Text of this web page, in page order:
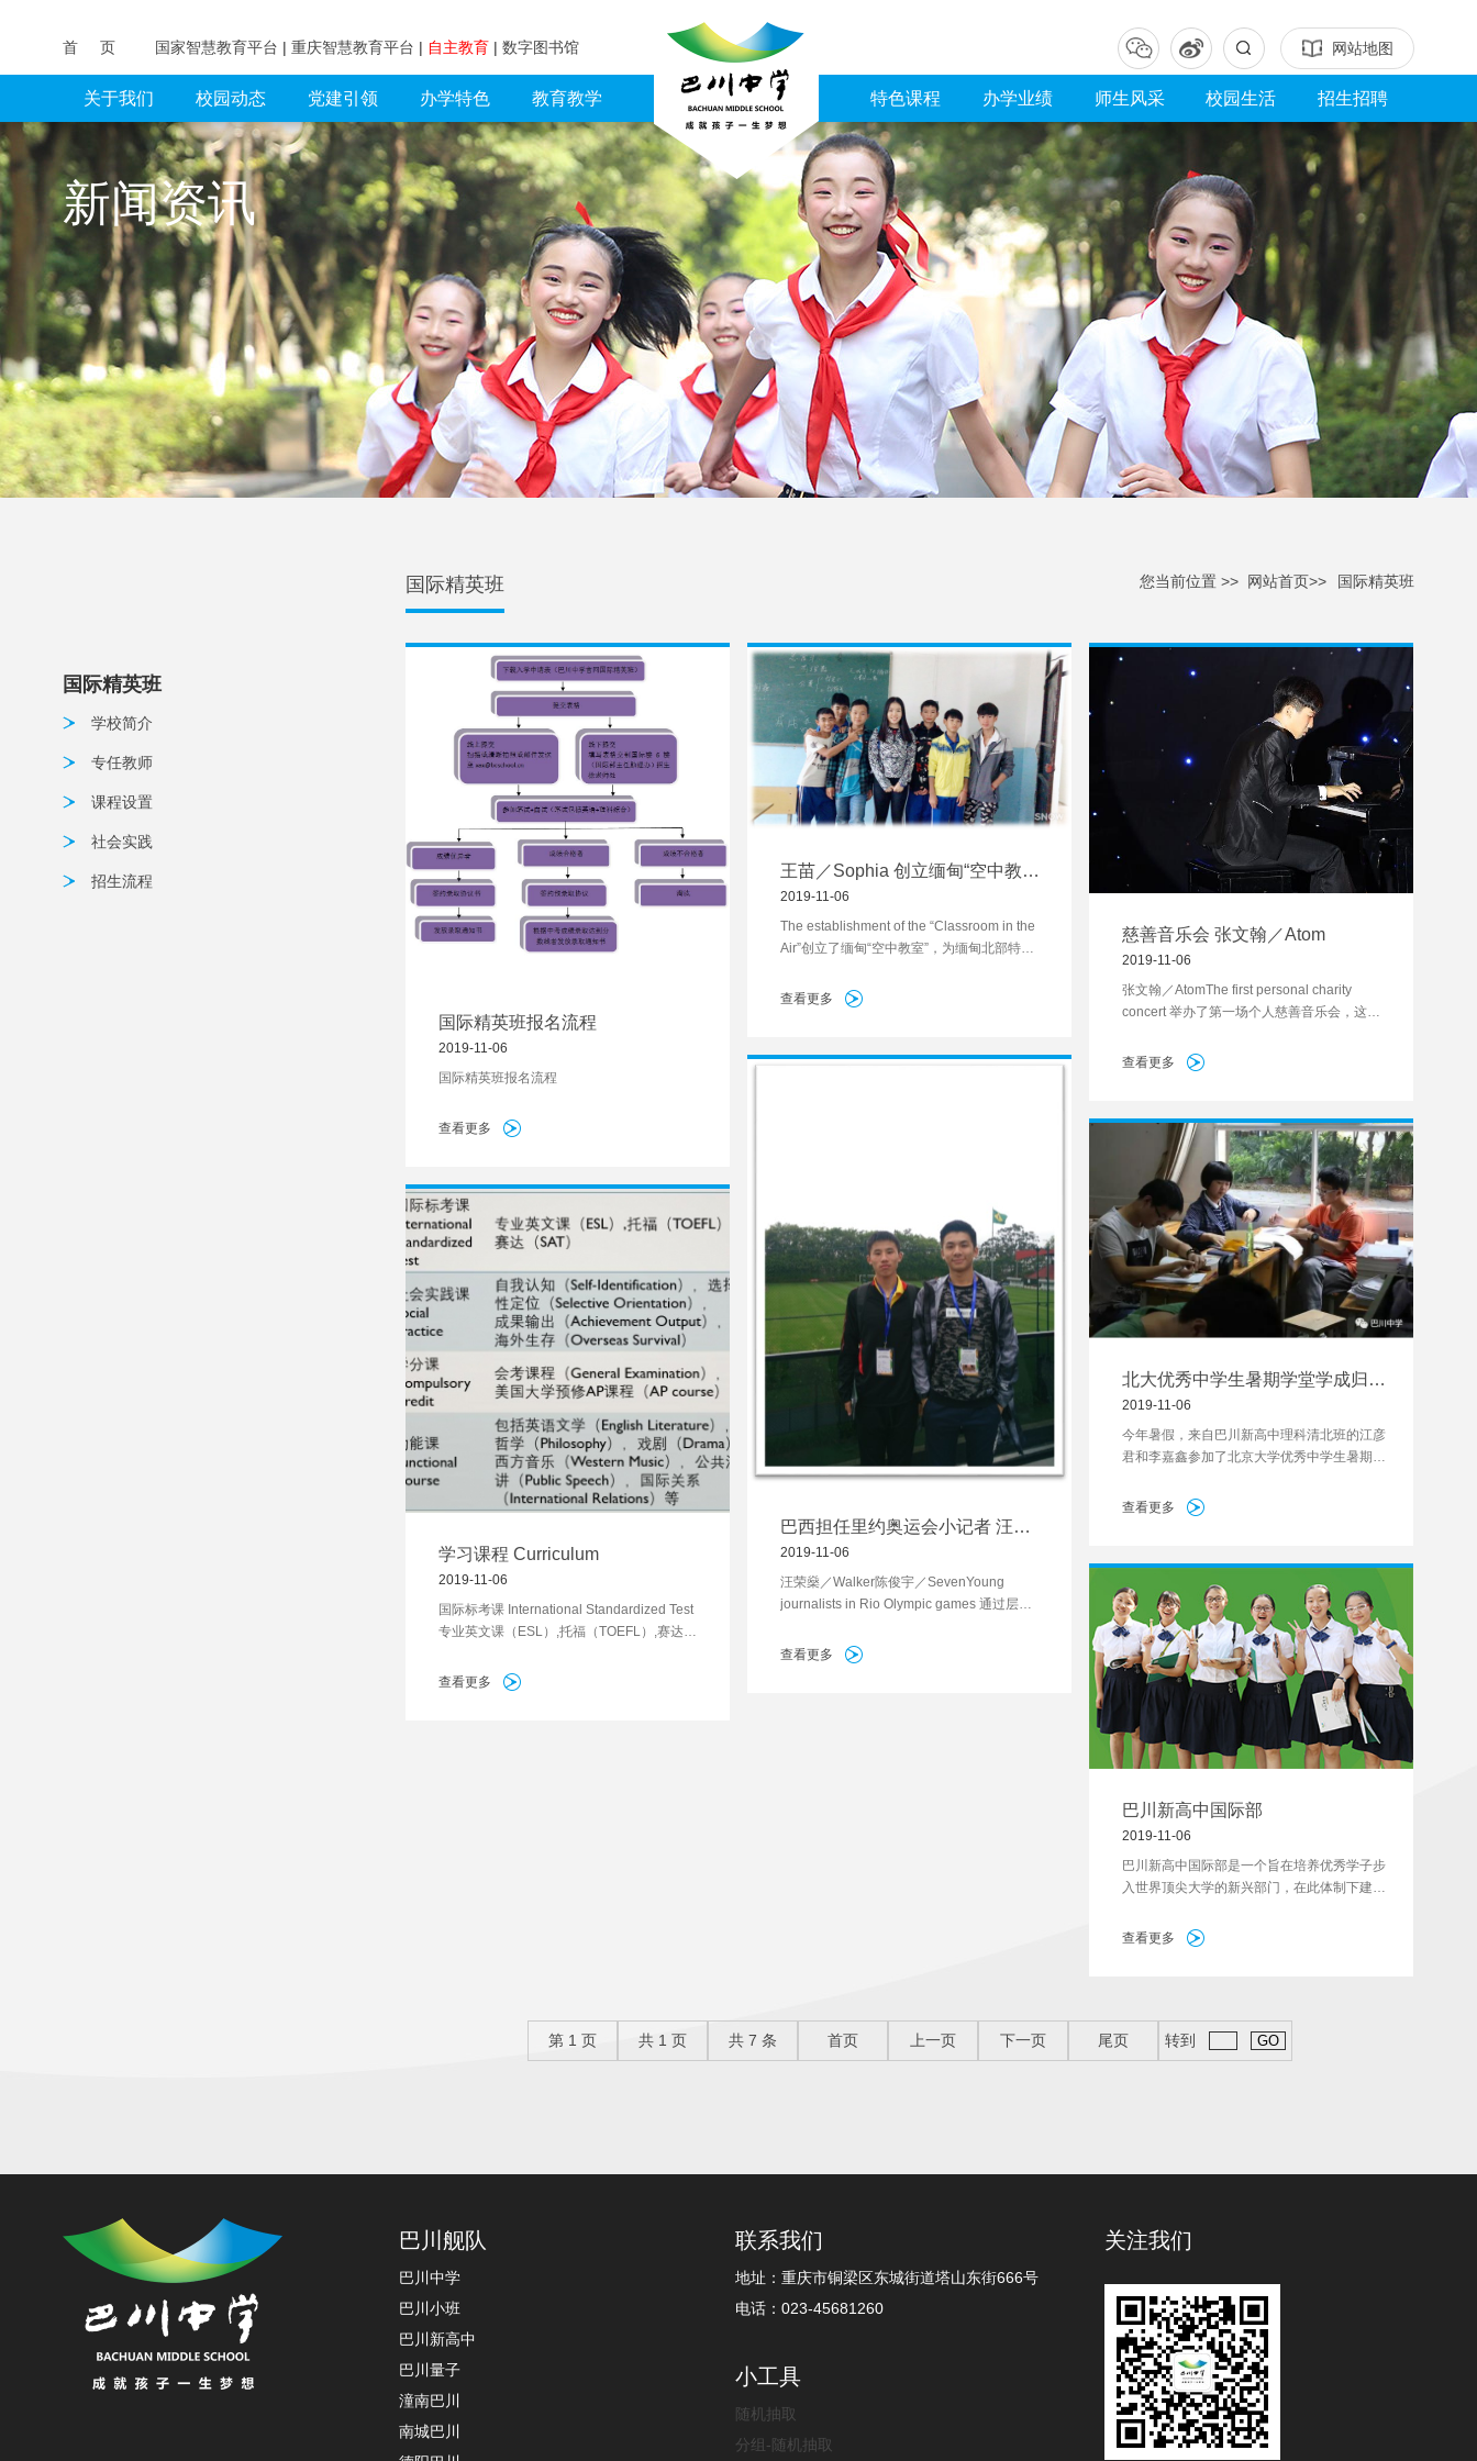
首 页 国家智慧教育平台 | 重庆智慧教育平台 | 自主教育 | 数字图书馆 网站地图
关于我们 校园动态 党建引领 办学特色 教育教学 特色课程 办学业绩 师生风采 校园生活 招生招聘
新闻资讯
国际精英班
学校简介
专任教师
课程设置
社会实践
招生流程
国际精英班 您当前位置 >> 网站首页>> 国际精英班
国际精英班报名流程
2019-11-06
国际精英班报名流程
查看更多
王苗／Sophia 创立缅甸“空中教
室”
2019-11-06
The establishment of the “Classroom in the
Air”创立了缅甸“空中教室”，为缅甸北部特区
儿童和贫困学生也能享受到巴川中学的优秀教
查看更多
慈善音乐会 张文翰／Atom
2019-11-06
张文翰／AtomThe first personal charity
concert 举办了第一场个人慈善音乐会，这是
为目的发起的音乐会，共筹集17460元捐助美
查看更多
巴西担任里约奥运会小记者 汪荣
燊/陈俊宇
2019-11-06
汪荣燊／Walker陈俊宇／SevenYoung
journalists in Rio Olympic games 通过层层
小记者，展现了巴川学子的风采，受到中央电
查看更多
北大优秀中学生暑期学堂学成归
来，快来膜拜巴川学子们的超高学
习技能
2019-11-06
今年暑假，来自巴川新高中理科清北班的江彦
君和李嘉鑫参加了北京大学优秀中学生暑期学
选为优秀学员。 取得如此殊荣的两位同学，
查看更多
学习课程 Curriculum
2019-11-06
国际标考课 International Standardized Test
专业英文课（ESL）,托福（TOEFL）,赛达
知（Self-Identification），选择性定位
查看更多
巴川新高中国际部
2019-11-06
巴川新高中国际部是一个旨在培养优秀学子步
入世界顶尖大学的新兴部门，在此体制下建立
训练营。精英班以小班授课的形式，一般不超
查看更多
第 1 页 共 1 页 共 7 条 首页 上一页 下一页 尾页 转到
巴川舰队
巴川中学
巴川小班
巴川新高中
巴川量子
潼南巴川
南城巴川
联系我们
地址：重庆市铜梁区东城街道塔山东街666号
电话：023-45681260
小工具
随机抽取
分组-随机抽取
关注我们